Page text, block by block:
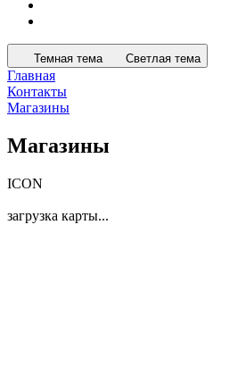
Темная тема Светлая тема
Главная
Контакты
Магазины
Магазины
ICON
загрузка карты...